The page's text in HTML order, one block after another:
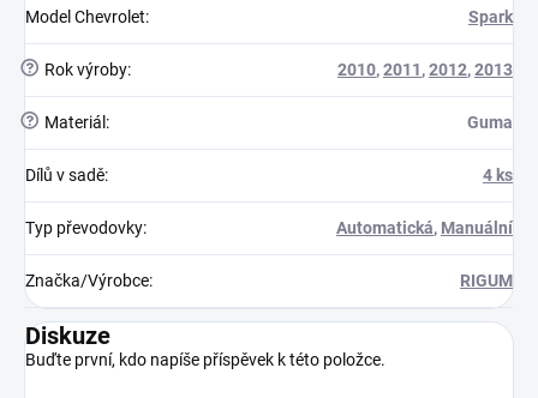
Model Chevrolet: Spark
? Rok výroby: 2010,2011,2012,2013
? Materiál : Guma
Dílů v sadě: 4 ks
Typ převodovky: Automatická, Manuální
Značka/Výrobce: RIGUM
Diskuze
Buďte první, kdo napíše příspěvek k této položce.